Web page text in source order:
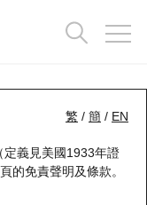
繁 / 簡 / EN
定義見美國1933年證
的免責聲明及條款。